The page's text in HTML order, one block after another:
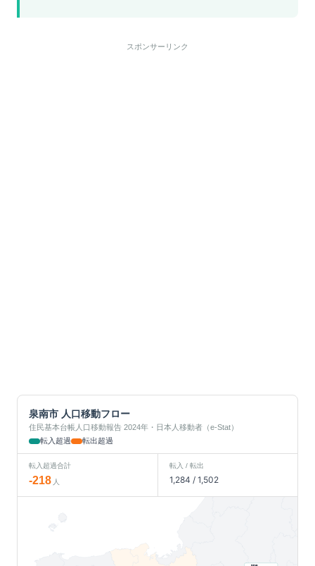
スポンサーリンク
泉南市 人口移動フロー
住民基本台帳人口移動報告 2024年・日本人移動者（e-Stat）
転入超過
転出超過
転入超過合計
-218 人
転入 / 転出
1,284 / 1,502